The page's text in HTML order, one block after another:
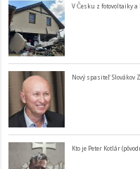
V Česku z fotovoltaiky
Nový spasiteľ Slovákov
Kto je Peter Kotlár